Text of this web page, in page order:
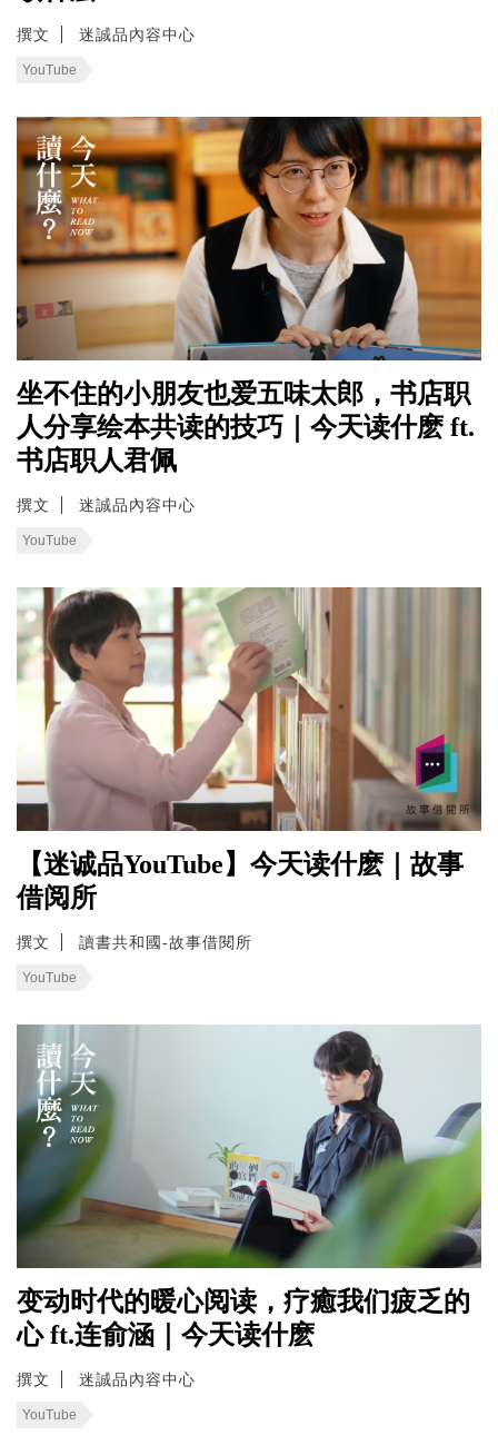
撰文 迷誠品內容中心
YouTube
坐不住的小朋友也爱五味太郎，书店职
人分享绘本共读的技巧｜今天读什麽 ft.
书店职人君佩
撰文 迷誠品內容中心
YouTube
【迷诚品YouTube】今天读什麽｜故事
借阅所
撰文 讀書共和國-故事借閱所
YouTube
变动时代的暖心阅读，疗癒我们疲乏的
心 ft.连俞涵｜今天读什麽
撰文 迷誠品內容中心
YouTube